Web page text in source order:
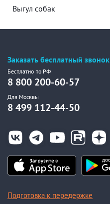
Выгул собак
Заказать бесплатный звонок
Бесплатно по РФ
8 800 200-60-57
Для Москвы
8 499 112-44-50
Подготовка к передержке